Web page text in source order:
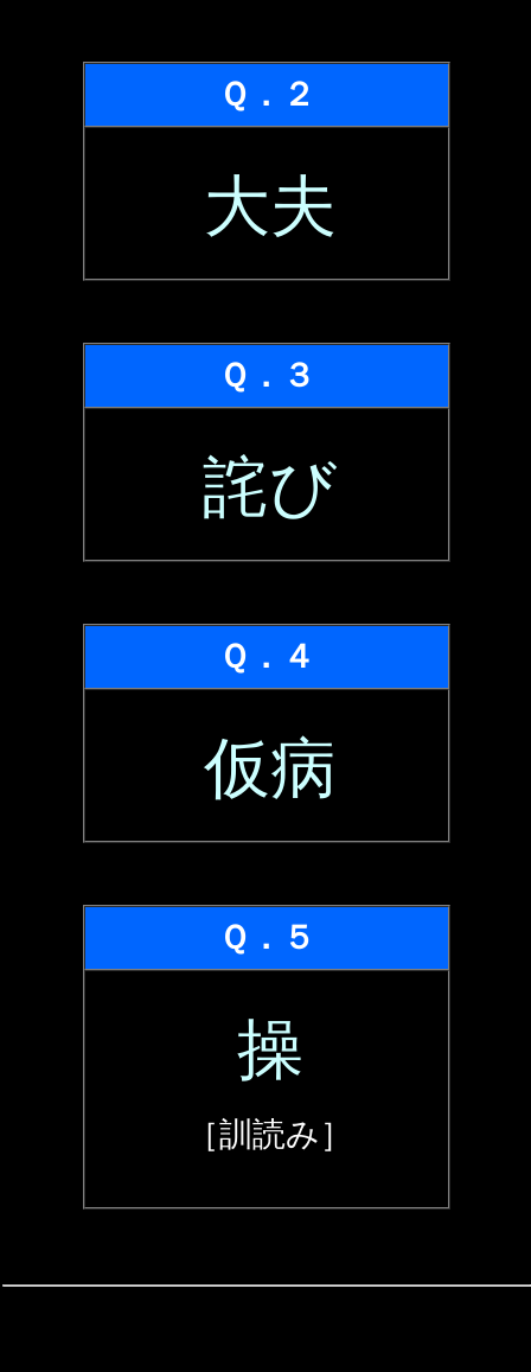
Ｑ．２
大夫
Ｑ．３
詫び
Ｑ．４
仮病
Ｑ．５
操
［訓読み］